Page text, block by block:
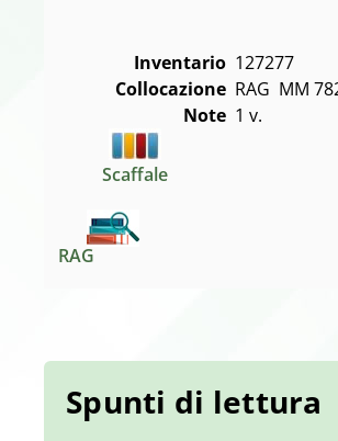
Inventario 127277
Collocazione RAG  MM
Note 1 v.
Scaffale
RAG
Spunti di lettura